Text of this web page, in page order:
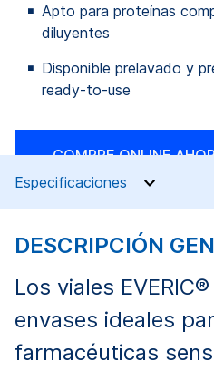
Apto para proteínas
diluyentes
Disponible prelavado y
ready-to-use
COMPRE ONLINE
Especificaciones
DESCRIPCIÓN
Los viales
envases ideales
farmacéuticas